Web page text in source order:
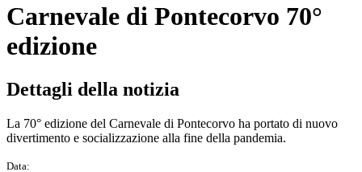
Carnevale di Pontecorvo 70°
edizione
Dettagli della notizia
La 70° edizione del Carnevale di Pontecorvo ha portato di nuovo
divertimento e socializzazione alla fine della pandemia.
Data: